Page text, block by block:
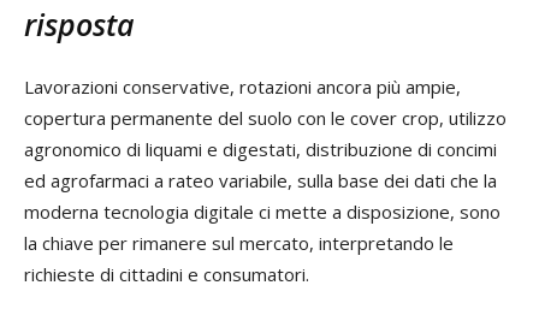
risposta
Lavorazioni conservative, rotazioni ancora più ampie,
copertura permanente del suolo con le cover crop, utilizzo
agronomico di liquami e digestati, distribuzione di concimi
ed agrofarmaci a rateo variabile, sulla base dei dati che la
moderna tecnologia digitale ci mette a disposizione, sono
la chiave per rimanere sul mercato, interpretando le
richieste di cittadini e consumatori.